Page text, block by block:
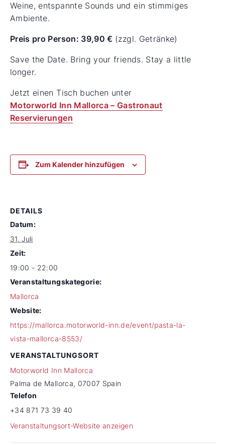
Weine, entspannte Sounds und ein stimmiges
Ambiente.
Preis pro Person: 39,90 € (zzgl. Getränke)
Save the Date. Bring your friends. Stay a little
longer.
Jetzt einen Tisch buchen unter
Motorworld Inn Mallorca – Gastronaut
Reservierungen
Zum Kalender hinzufügen
DETAILS
Datum:
31. Juli
Zeit:
19:00 - 22:00
Veranstaltungskategorie:
Mallorca
Website:
https://mallorca.motorworld-inn.de/event/pasta-la-
vista-mallorca-8553/
VERANSTALTUNGSORT
Motorworld Inn Mallorca
Palma de Mallorca, 07007 Spain
Telefon
+34 871 73 39 40
Veranstaltungsort-Website anzeigen